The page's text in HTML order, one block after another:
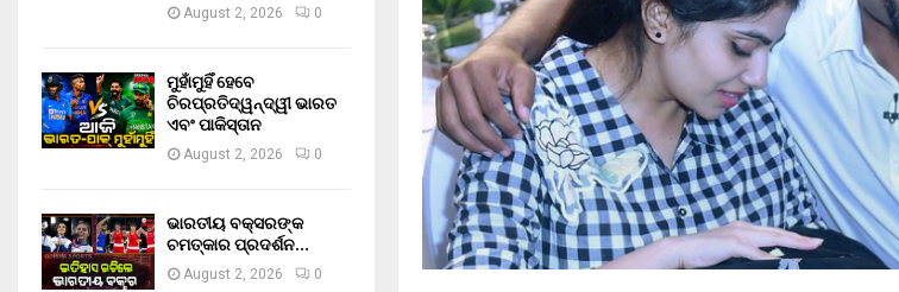
August 2, 2026 0
ମୁହାଁମୁହିଁ ହେବେ
ଚିରପ୍ରତିଦ୍ୱନ୍ଦ୍ୱୀ ଭାରତ
ଏବଂ ପାକିସ୍ତାନ
August 2, 2026 0
ଭାରତୀୟ ବକ୍ସରଙ୍କ
ଚମତ୍କାର ପ୍ରଦର୍ଶନ…
August 2, 2026 0